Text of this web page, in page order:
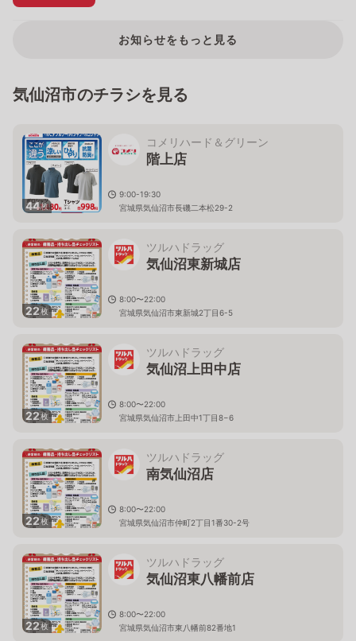
お知らせをもっと見る
気仙沼市のチラシを見る
44枚
コメリハード＆グリーン
階上店
9:00-19:30
宮城県気仙沼市長磯二本松29-2
22枚
ツルハドラッグ
気仙沼東新城店
8:00〜22:00
宮城県気仙沼市東新城2丁目6-5
22枚
ツルハドラッグ
気仙沼上田中店
8:00〜22:00
宮城県気仙沼市上田中1丁目8−6
22枚
ツルハドラッグ
南気仙沼店
8:00〜22:00
宮城県気仙沼市仲町2丁目1番30-2号
22枚
ツルハドラッグ
気仙沼東八幡前店
8:00〜22:00
宮城県気仙沼市東八幡前82番地1